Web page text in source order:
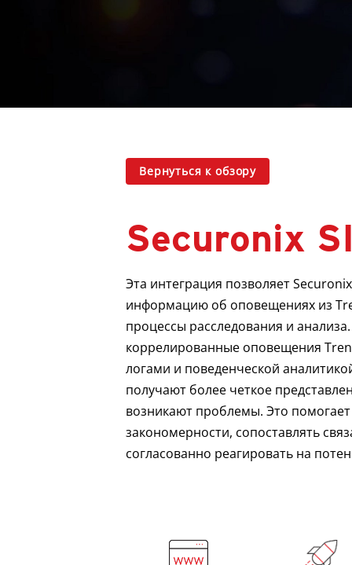
Вернуться к обзору
Securonix
Эта интеграция позволяет
информацию об оповещениях из
процессы расследования и
коррелированные оповещения
логами и поведенческой
получают более четкое
возникают проблемы. Это
закономерности, сопоставлять
согласованно реагировать на